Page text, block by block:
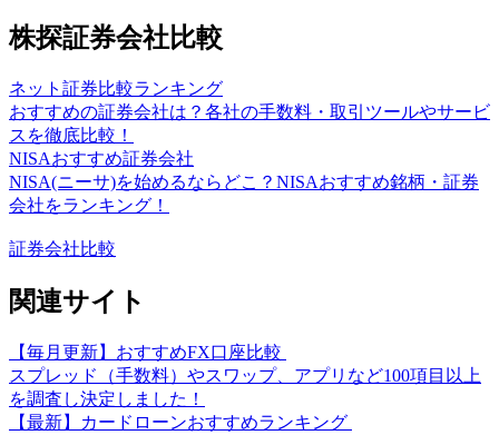
株探証券会社比較
ネット証券比較ランキング
おすすめの証券会社は？各社の手数料・取引ツールやサービ
スを徹底比較！
NISAおすすめ証券会社
NISA(ニーサ)を始めるならどこ？NISAおすすめ銘柄・証券
会社をランキング！
証券会社比較
関連サイト
【毎月更新】おすすめFX口座比較
スプレッド（手数料）やスワップ、アプリなど100項目以上
を調査し決定しました！
【最新】カードローンおすすめランキング